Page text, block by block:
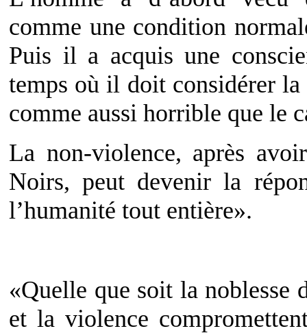
comme une condition
Puis il a acquis une
temps où il doit considérer
comme aussi horrible que le
La non-violence, après
Noirs, peut devenir la
l’humanité tout entière».
«Quelle que soit la noblesse
et la violence